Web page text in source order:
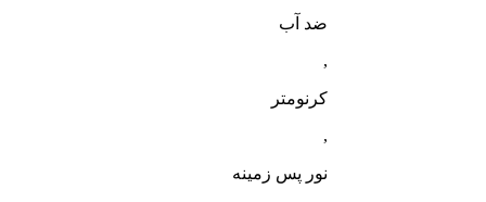
ضد آب
,
کرنومتر
,
نور پس زمینه